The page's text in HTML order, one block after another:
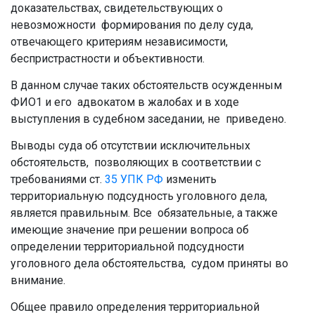
доказательствах, свидетельствующих о
невозможности формирования по делу суда,
отвечающего критериям независимости,
беспристрастности и объективности.
В данном случае таких обстоятельств осужденным
ФИО1 и его адвокатом в жалобах и в ходе
выступления в судебном заседании, не приведено.
Выводы суда об отсутствии исключительных
обстоятельств, позволяющих в соответствии с
требованиями ст. 35 УПК РФ изменить
территориальную подсудность уголовного дела,
является правильным. Все обязательные, а также
имеющие значение при решении вопроса об
определении территориальной подсудности
уголовного дела обстоятельства, судом приняты во
внимание.
Общее правило определения территориальной